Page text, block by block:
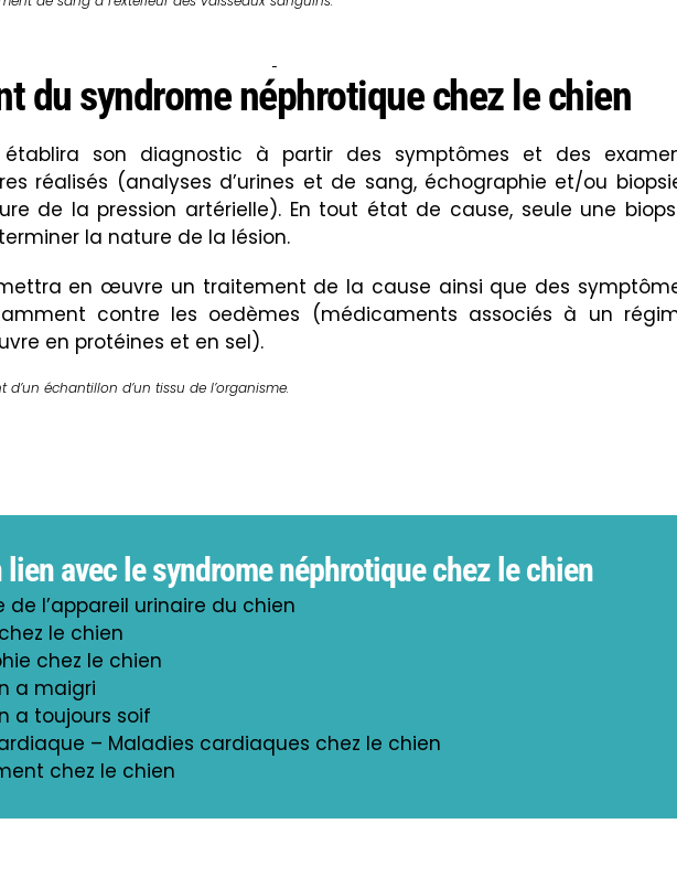
du syndrome néphrotique chez le chien
établira son diagnostic à partir des symptômes et des
réalisés (analyses d’urines et de sang, échographie et/ou
de la pression artérielle). En tout état de cause, seule une
la nature de la lésion.
en œuvre un traitement de la cause ainsi que des
contre les oedèmes (médicaments associés à un
en protéines et en sel).
d’un échantillon d’un tissu de l’organisme.
lien avec le syndrome néphrotique chez le chien
de l’appareil urinaire du chien
le chien
chez le chien
a maigri
a toujours soif
– Maladies cardiaques chez le chien
chez le chien